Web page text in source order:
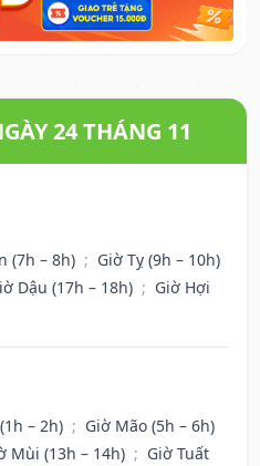
24 THÁNG 11
(7h – 8h) ; Giờ Tỵ (9h – 10h)
Dậu (17h – 18h) ; Giờ Hợi
– 2h) ; Giờ Mão (5h – 6h)
Mùi (13h – 14h) ; Giờ Tuất